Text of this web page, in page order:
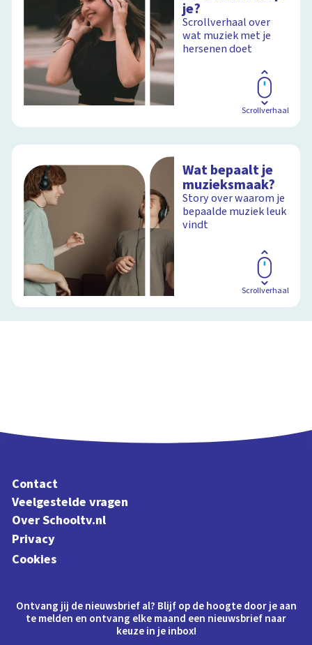
je?
Scrollverhaal over
wat muziek met je
hersenen doet
Scrollverhaal
Wat bepaalt je
muzieksmaak?
Story over waarom je
bepaalde muziek leuk
vindt
Scrollverhaal
Contact
Veelgestelde vragen
Over Schooltv.nl
Privacy
Cookies
Ontvang jij de nieuwsbrief al? Blijf op de hoogte door je aan
te melden en ontvang elke maand een nieuwsbrief naar
keuze in je inbox!